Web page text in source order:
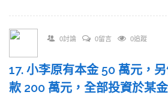
0討論 0留言 0追蹤
17. 小李原有本金 50 萬元，
款 200 萬元，全部投資於某